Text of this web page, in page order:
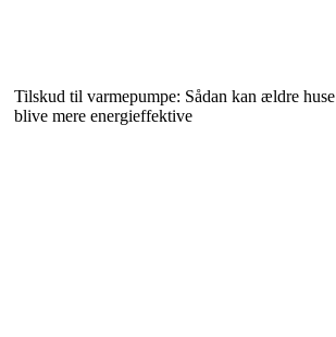
Tilskud til varmepumpe: Sådan kan ældre huse
blive mere energieffektive